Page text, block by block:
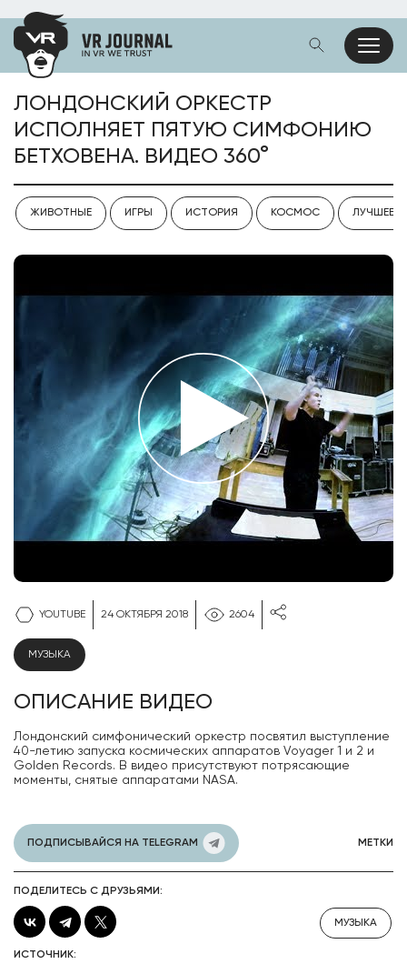
ЛОНДОНСКИЙ ОРКЕСТР
ИСПОЛНЯЕТ ПЯТУЮ СИМФОНИЮ
БЕТХОВЕНА. ВИДЕО 360°
ЖИВОТНЫЕ ИГРЫ ИСТОРИЯ КОСМОС ЛУЧШЕЕ
МУЗЫКА
YOUTUBE 24 ОКТЯБРЯ 2018 2604
ОПИСАНИЕ ВИДЕО
Лондонский симфонический оркестр посвятил выступление
40-летию запуска космических аппаратов Voyager 1 и 2 и
Golden Records. В видео присутствуют потрясающие
моменты, снятые аппаратами NASA.
ПОДПИСЫВАЙСЯ НА TELEGRAM МЕТКИ
ПОДЕЛИТЕСЬ С ДРУЗЬЯМИ:
МУЗЫКА
ИСТОЧНИК: